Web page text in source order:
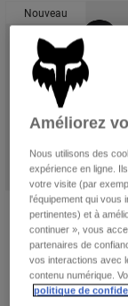
Explorer VTT
Guide
Guide
Explorer
Product Help
Guide
Guide
Guide
T-shirts
Sweats et Pulls
Voir tout
Accessoires
Chapeaux et
Sacs et sacs à
Chaussettes
Stickers
Autres
Vestes
Chaussettes
Voir tout
Tops
Sweats et Pulls
Vestes
Pantalons
Shorts
Nouveau
Women's F Head
Hoodie
69,99 €
Product swatch
ProductProduct
Améliorez
Nous utilisons des
expérience en ligne.
votre visite (par
l'équipement qui vous
pertinentes) et à
continuer », vous
partenaires de
vos interactions avec
contenu numérique.
politique de